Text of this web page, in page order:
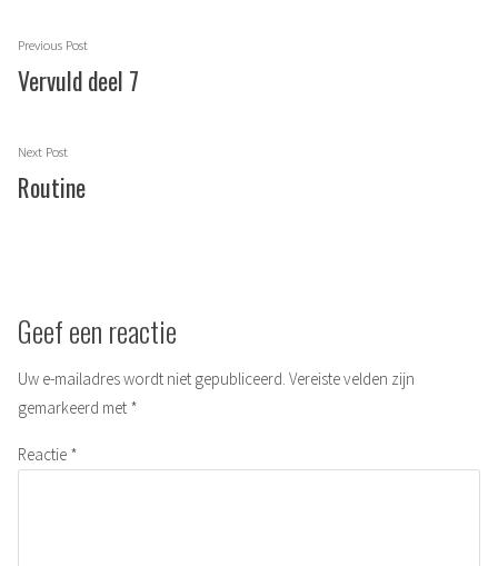
Berichtnavigatie
Previous PostPrevious
post:
Vervuld deel 7
Next PostNext
post:
Routine
Geef een reactie
Uw e-mailadres wordt niet gepubliceerd. Vereiste velden zijn
gemarkeerd met *
Reactie *